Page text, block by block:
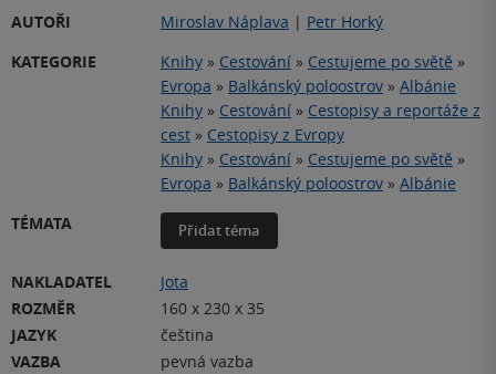
AUTOŘI Miroslav Náplava | Petr Horký
KATEGORIE
Knihy » Cestování » Cestujeme po světě »
Evropa » Balkánský poloostrov » Albánie
Knihy » Cestování » Cestopisy a reportáže z
cest » Cestopisy z Evropy
Knihy » Cestování » Cestujeme po světě »
Evropa » Balkánský poloostrov » Albánie
TÉMATA
Přidat téma
NAKLADATEL
Jota
ROZMĚR
160 x 230 x 35
JAZYK
čeština
VAZBA
pevná vazba